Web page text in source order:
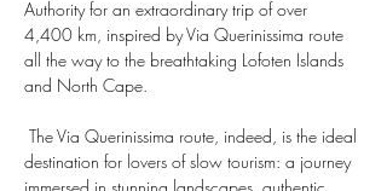
Authority for an extraordinary trip of over
4,400 km, inspired by Via Querinissima route
all the way to the breathtaking Lofoten Islands
and North Cape.
The Via Querinissima route, indeed, is the ideal
destination for lovers of slow tourism: a journey